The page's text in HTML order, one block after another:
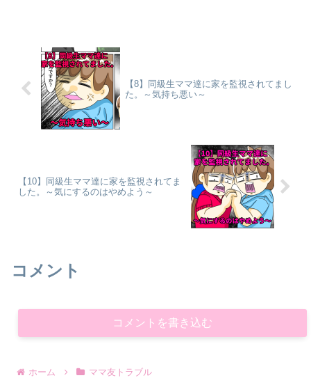
【8】同級生ママ達に家を監視されてまし
た。～気持ち悪い～
【10】同級生ママ達に家を監視されてま
した。～気にするのはやめよう～
コメント
コメントを書き込む
ホーム ママ友トラブル